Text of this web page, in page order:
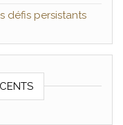
défis persistants